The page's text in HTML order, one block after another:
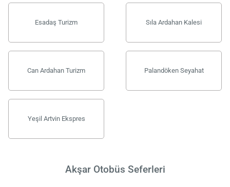
Esadaş Turizm Sıla Ardahan Kalesi
Can Ardahan Turizm Palandöken Seyahat
Yeşil Artvin Ekspres
Akşar Otobüs Seferleri